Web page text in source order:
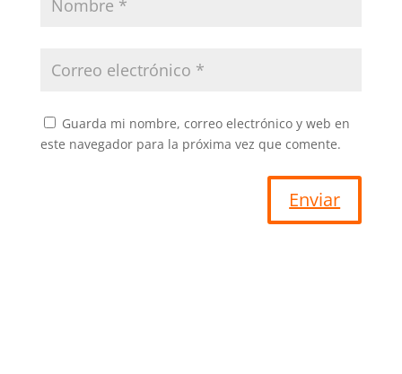
Guarda mi nombre, correo electrónico y web en
este navegador para la próxima vez que comente.
Enviar